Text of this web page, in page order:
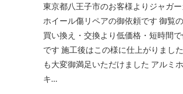
東京都八王子市のお客様よりジャガ
ホイール傷リペアの御依頼です 御覧
買い換え・交換より低価格・短時間
です 施工後はこの様に仕上がりまし
も大変御満足いただけました アルミ
キ…